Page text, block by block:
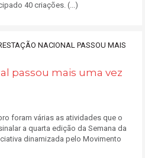
40 criações. (...)
passou mais uma vez
foram várias as atividades que o
a quarta edição da Semana da
dinamizada pelo Movimento